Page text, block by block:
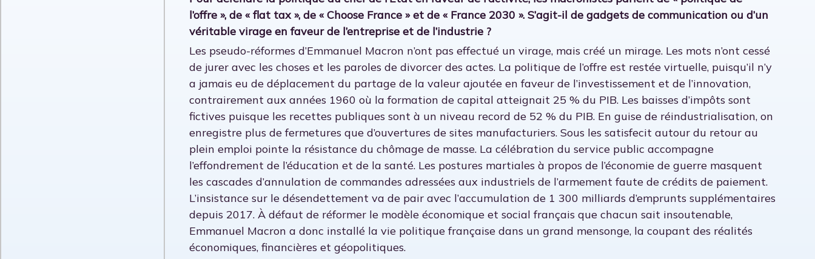
l’offre », de « flat tax », de « Choose France » et de « France 2030 ». S’agit-il de gadgets de communication ou d’un
véritable virage en faveur de l’entreprise et de l’industrie ?
Les pseudo-réformes d’Emmanuel Macron n’ont pas effectué un virage, mais créé un mirage. Les mots n’ont cessé
de jurer avec les choses et les paroles de divorcer des actes. La politique de l’offre est restée virtuelle, puisqu’il n’y
a jamais eu de déplacement du partage de la valeur ajoutée en faveur de l’investissement et de l’innovation,
contrairement aux années 1960 où la formation de capital atteignait 25 % du PIB. Les baisses d’impôts sont
fictives puisque les recettes publiques sont à un niveau record de 52 % du PIB. En guise de réindustrialisation, on
enregistre plus de fermetures que d’ouvertures de sites manufacturiers. Sous les satisfecit autour du retour au
plein emploi pointe la résistance du chômage de masse. La célébration du service public accompagne
l’effondrement de l’éducation et de la santé. Les postures martiales à propos de l’économie de guerre masquent
les cascades d’annulation de commandes adressées aux industriels de l’armement faute de crédits de paiement.
L’insistance sur le désendettement va de pair avec l’accumulation de 1 300 milliards d’emprunts supplémentaires
depuis 2017. À défaut de réformer le modèle économique et social français que chacun sait insoutenable,
Emmanuel Macron a donc installé la vie politique française dans un grand mensonge, la coupant des réalités
économiques, financières et géopolitiques.